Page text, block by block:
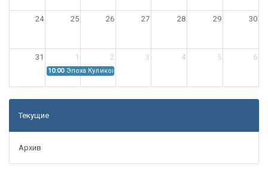
24 25 26 27 28 29 30
31 1 2 3 4 5 6
10:00 Эпоха Куликовской битвы: Проблемы источниковедения
Текущие
Архив